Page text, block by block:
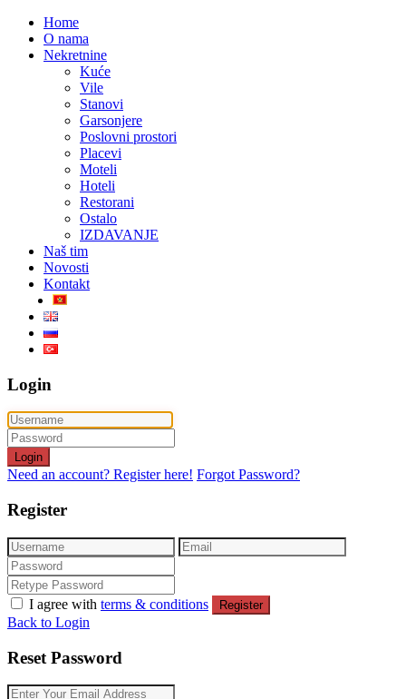
Home
O nama
Nekretnine
Kuće
Vile
Stanovi
Garsonjere
Poslovni prostori
Placevi
Moteli
Hoteli
Restorani
Ostalo
IZDAVANJE
Naš tim
Novosti
Kontakt
Login
Login
Need an account? Register here! Forgot Password?
Register
I agree with terms & conditions Register
Back to Login
Reset Password